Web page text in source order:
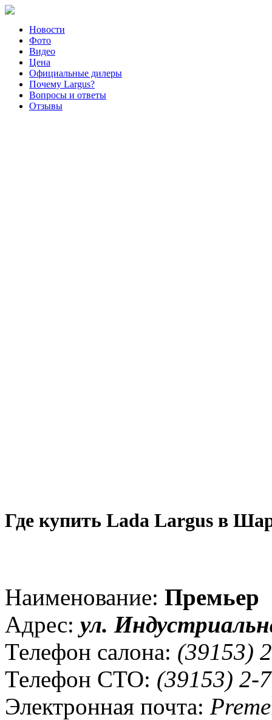
Новости
Фото
Видео
Цена
Официальные дилеры
Почему Largus?
Вопросы и ответы
Отзывы
Где купить Lada Largus в
Наименование: Премьер
Адрес: ул.
Телефон салона: (39153)
Телефон СТО: (39153) 2-
Электронная почта: